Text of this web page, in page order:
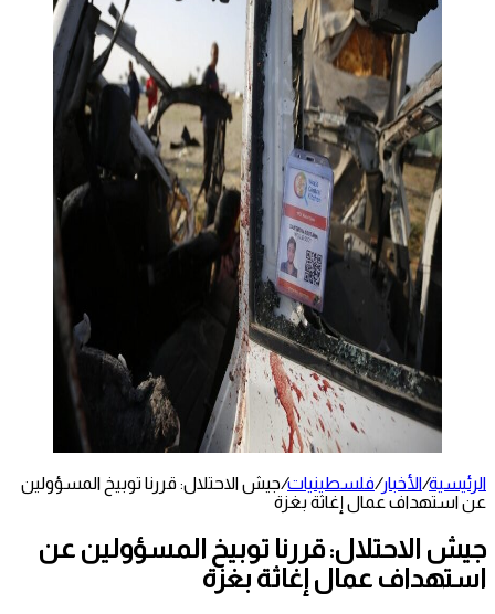
الرئيسية/الأخبار/فلسطينيات/جيش الاحتلال: قررنا توبيخ المسؤولين
عن استهداف عمال إغاثة بغزة
جيش الاحتلال: قررنا توبيخ المسؤولين عن
استهداف عمال إغاثة بغزة